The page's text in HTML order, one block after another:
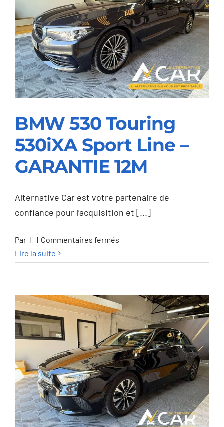
Shine
DCT
–
GARANTIE
12M
BMW 530 Touring
GARANTIE 12M
BMW 530 Touring
530iXA Sport Line –
GARANTIE 12M
Alternative Car est votre partenaire de
confiance pour l’acquisition et [...]
Par | | Commentaires fermés
530
530iXA
Sport
Line
–
GARANTIE
12M
Lire la suite